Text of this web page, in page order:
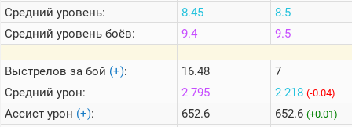
Портал
Мира
Танков
Средний уровень:
Средний уровень боёв:
Выстрелов за бой (+):
Средний урон:
Ассист урон (+):
8.45
9.4
16.48
2 795
652.6
8.5
9.5
7
2 218 (-0.04)
652.6 (+0.01)